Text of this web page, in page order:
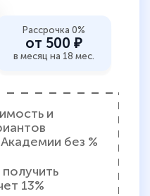
Рассрочка 0%
от 500 ₽
в месяц на 18 мес.
и
без %
13%